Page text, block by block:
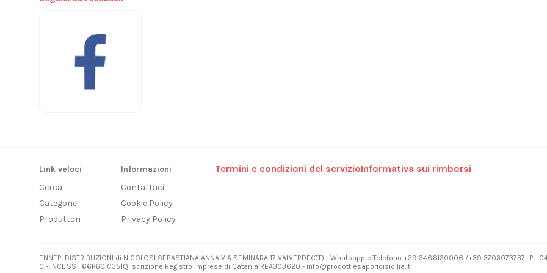
Link veloci
Cerca
Categorie
Produttori
Informazioni
Contattaci
Cookie Policy
Privacy Policy
Termini e condizioni del servizioInformativa sui rimborsi
ENNEPI DISTRIBUZIONI di NICOLOSI SEBASTIANA ANNA VIA SEMINARA 17 VALVERDE(CT) - Whatsapp e Telefono +39 3466130006 /+39 3703073737- P.I.
C.F. NCL SST 66P60 C351Q Iscrizione Registro Imprese di Catania REA303620 - info@prodottiesaporidisicilia.it